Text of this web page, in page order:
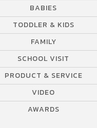
BABIES
TODDLER & KIDS
FAMILY
SCHOOL VISIT
PRODUCT & SERVICE
VIDEO
AWARDS